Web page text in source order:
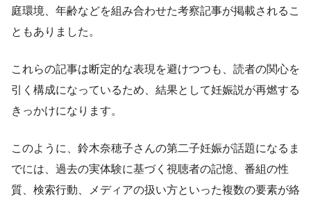
庭環境、年齢などを組み合わせた考察記事が掲載されるこ
ともありました。
これらの記事は断定的な表現を避けつつも、読者の関心を
引く構成になっているため、結果として妊娠説が再燃する
きっかけになります。
このように、鈴木奈穂子さんの第二子妊娠が話題になるま
でには、過去の実体験に基づく視聴者の記憶、番組の性
質、検索行動、メディアの扱い方といった複数の要素が絡